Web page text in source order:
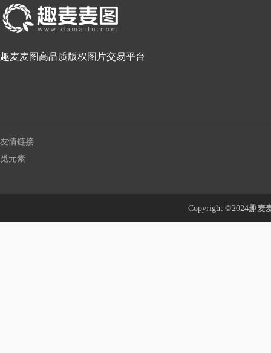
趣麦麦图高品质版权图片交易平台
友情链接
觅元素
Copyright ©2024趣